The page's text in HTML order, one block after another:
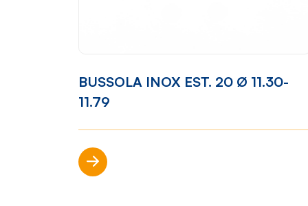
Chi Siamo
BUSSOLA INOX EST. 20 Ø 11.30-
11.79
Scopri di più